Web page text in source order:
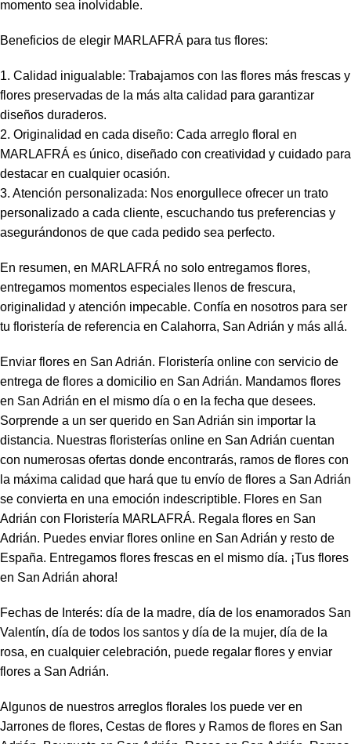
momento sea inolvidable.
Beneficios de elegir MARLAFRÁ para tus flores:
1. Calidad inigualable: Trabajamos con las flores más frescas y
flores preservadas de la más alta calidad para garantizar
diseños duraderos.
2. Originalidad en cada diseño: Cada arreglo floral en
MARLAFRÁ es único, diseñado con creatividad y cuidado para
destacar en cualquier ocasión.
3. Atención personalizada: Nos enorgullece ofrecer un trato
personalizado a cada cliente, escuchando tus preferencias y
asegurándonos de que cada pedido sea perfecto.
En resumen, en MARLAFRÁ no solo entregamos flores,
entregamos momentos especiales llenos de frescura,
originalidad y atención impecable. Confía en nosotros para ser
tu floristería de referencia en Calahorra, San Adrián y más allá.
Enviar flores en San Adrián. Floristería online con servicio de
entrega de flores a domicilio en San Adrián. Mandamos flores
en San Adrián en el mismo día o en la fecha que desees.
Sorprende a un ser querido en San Adrián sin importar la
distancia. Nuestras floristerías online en San Adrián cuentan
con numerosas ofertas donde encontrarás, ramos de flores con
la máxima calidad que hará que tu envío de flores a San Adrián
se convierta en una emoción indescriptible. Flores en San
Adrián con Floristería MARLAFRÁ. Regala flores en San
Adrián. Puedes enviar flores online en San Adrián y resto de
España. Entregamos flores frescas en el mismo día. ¡Tus flores
en San Adrián ahora!
Fechas de Interés: día de la madre, día de los enamorados San
Valentín, día de todos los santos y día de la mujer, día de la
rosa, en cualquier celebración, puede regalar flores y enviar
flores a San Adrián.
Algunos de nuestros arreglos florales los puede ver en
Jarrones de flores, Cestas de flores y Ramos de flores en San